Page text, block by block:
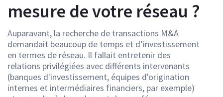
mesure de votre réseau ?
Auparavant, la recherche de transactions M&A
demandait beaucoup de temps et d’investissement
en termes de réseau. Il fallait entretenir des
relations privilégiées avec différents intervenants
(banques d'investissement, équipes d'origination
internes et intermédiaires financiers, par exemple)